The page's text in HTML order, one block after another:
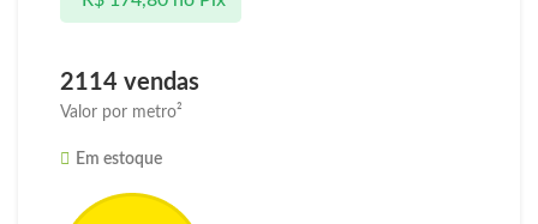
2114 vendas
Valor por metro²
Em estoque